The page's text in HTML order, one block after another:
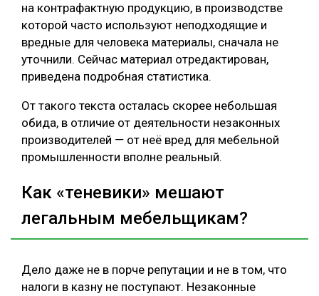
на контрафактную продукцию, в производстве
которой часто используют неподходящие и
вредные для человека материалы, сначала не
уточнили. Сейчас материал отредактирован,
приведена подробная статистика.
От такого текста осталась скорее небольшая
обида, в отличие от деятельности незаконных
производителей ― от неё вред для мебельной
промышленности вполне реальный.
Как «теневики» мешают
легальным мебельщикам?
Дело даже не в порче репутации и не в том, что
налоги в казну не поступают. Незаконные